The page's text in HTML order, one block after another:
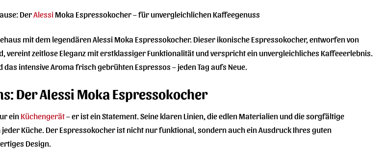
DerAlessiMoka Espressokocher – für unvergleichlichen Kaffeegenuss
mit dem legendären Alessi Moka Espressokocher. Dieser ikonische Espressokocher, entworfen von
vereint zeitlose Eleganz mit erstklassiger Funktionalität und verspricht ein unvergleichliches Kaffeeerlebnis.
intensive Aroma frisch gebrühten Espressos – jeden Tag aufs Neue.
Der Alessi Moka Espressokocher
einKüchengerät– er ist ein Statement. Seine klaren Linien, die edlen Materialien und die sorgfältige
Küche. Der Espressokocher ist nicht nur funktional, sondern auch ein Ausdruck Ihres guten
Design.